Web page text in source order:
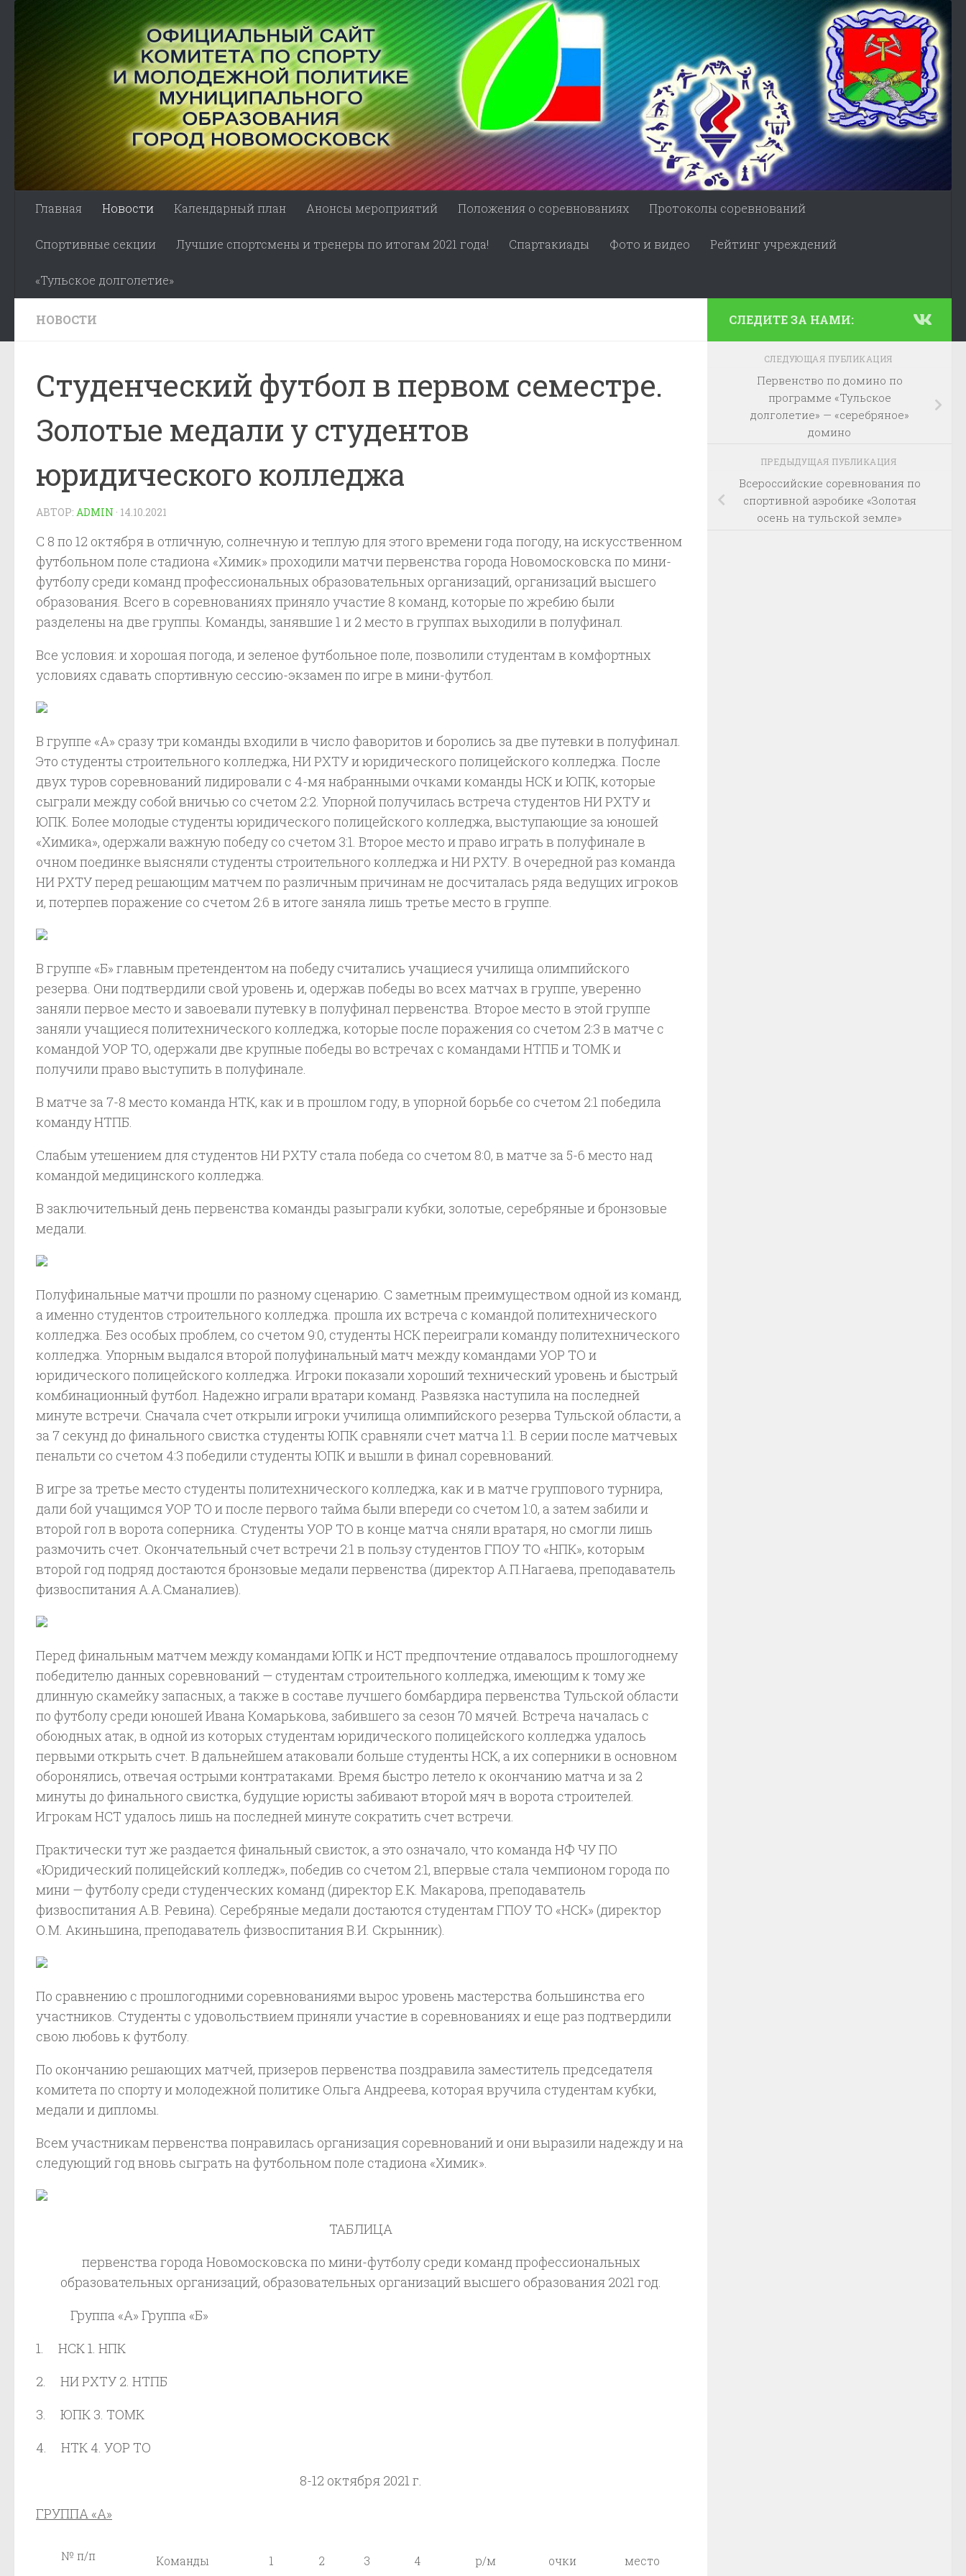
Главная Новости Календарный план Анонсы мероприятий Положения о соревнованиях Протоколы соревнований
Спортивные секции Лучшие спортсмены и тренеры по итогам 2021 года! Спартакиады Фото и видео Рейтинг учреждений
«Тульское долголетие»
НОВОСТИ
Студенческий футбол в первом семестре.
Золотые медали у студентов
юридического колледжа
АВТОР: ADMIN · 14.10.2021
С 8 по 12 октября в отличную, солнечную и теплую для этого времени года погоду, на искусственном
футбольном поле стадиона «Химик» проходили матчи первенства города Новомосковска по мини-
футболу среди команд профессиональных образовательных организаций, организаций высшего
образования. Всего в соревнованиях приняло участие 8 команд, которые по жребию были
разделены на две группы. Команды, занявшие 1 и 2 место в группах выходили в полуфинал.
Все условия: и хорошая погода, и зеленое футбольное поле, позволили студентам в комфортных
условиях сдавать спортивную сессию-экзамен по игре в мини-футбол.
В группе «А» сразу три команды входили в число фаворитов и боролись за две путевки в полуфинал.
Это студенты строительного колледжа, НИ РХТУ и юридического полицейского колледжа. После
двух туров соревнований лидировали с 4-мя набранными очками команды НСК и ЮПК, которые
сыграли между собой вничью со счетом 2:2. Упорной получилась встреча студентов НИ РХТУ и
ЮПК. Более молодые студенты юридического полицейского колледжа, выступающие за юношей
«Химика», одержали важную победу со счетом 3:1. Второе место и право играть в полуфинале в
очном поединке выясняли студенты строительного колледжа и НИ РХТУ. В очередной раз команда
НИ РХТУ перед решающим матчем по различным причинам не досчиталась ряда ведущих игроков
и, потерпев поражение со счетом 2:6 в итоге заняла лишь третье место в группе.
В группе «Б» главным претендентом на победу считались учащиеся училища олимпийского
резерва. Они подтвердили свой уровень и, одержав победы во всех матчах в группе, уверенно
заняли первое место и завоевали путевку в полуфинал первенства. Второе место в этой группе
заняли учащиеся политехнического колледжа, которые после поражения со счетом 2:3 в матче с
командой УОР ТО, одержали две крупные победы во встречах с командами НТПБ и ТОМК и
получили право выступить в полуфинале.
В матче за 7-8 место команда НТК, как и в прошлом году, в упорной борьбе со счетом 2:1 победила
команду НТПБ.
Слабым утешением для студентов НИ РХТУ стала победа со счетом 8:0, в матче за 5-6 место над
командой медицинского колледжа.
В заключительный день первенства команды разыграли кубки, золотые, серебряные и бронзовые
медали.
Полуфинальные матчи прошли по разному сценарию. С заметным преимуществом одной из команд,
а именно студентов строительного колледжа. прошла их встреча с командой политехнического
колледжа. Без особых проблем, со счетом 9:0, студенты НСК переиграли команду политехнического
колледжа. Упорным выдался второй полуфинальный матч между командами УОР ТО и
юридического полицейского колледжа. Игроки показали хороший технический уровень и быстрый
комбинационный футбол. Надежно играли вратари команд. Развязка наступила на последней
минуте встречи. Сначала счет открыли игроки училища олимпийского резерва Тульской области, а
за 7 секунд до финального свистка студенты ЮПК сравняли счет матча 1:1. В серии после матчевых
пенальти со счетом 4:3 победили студенты ЮПК и вышли в финал соревнований.
В игре за третье место студенты политехнического колледжа, как и в матче группового турнира,
дали бой учащимся УОР ТО и после первого тайма были впереди со счетом 1:0, а затем забили и
второй гол в ворота соперника. Студенты УОР ТО в конце матча сняли вратаря, но смогли лишь
размочить счет. Окончательный счет встречи 2:1 в пользу студентов ГПОУ ТО «НПК», которым
второй год подряд достаются бронзовые медали первенства (директор А.П.Нагаева, преподаватель
физвоспитания А.А.Сманалиев).
Перед финальным матчем между командами ЮПК и НСТ предпочтение отдавалось прошлогоднему
победителю данных соревнований — студентам строительного колледжа, имеющим к тому же
длинную скамейку запасных, а также в составе лучшего бомбардира первенства Тульской области
по футболу среди юношей Ивана Комарькова, забившего за сезон 70 мячей. Встреча началась с
обоюдных атак, в одной из которых студентам юридического полицейского колледжа удалось
первыми открыть счет. В дальнейшем атаковали больше студенты НСК, а их соперники в основном
оборонялись, отвечая острыми контратаками. Время быстро летело к окончанию матча и за 2
минуты до финального свистка, будущие юристы забивают второй мяч в ворота строителей.
Игрокам НСТ удалось лишь на последней минуте сократить счет встречи.
Практически тут же раздается финальный свисток, а это означало, что команда НФ ЧУ ПО
«Юридический полицейский колледж», победив со счетом 2:1, впервые стала чемпионом города по
мини — футболу среди студенческих команд (директор Е.К. Макарова, преподаватель
физвоспитания А.В. Ревина). Серебряные медали достаются студентам ГПОУ ТО «НСК» (директор
О.М. Акиньшина, преподаватель физвоспитания В.И. Скрынник).
По сравнению с прошлогодними соревнованиями вырос уровень мастерства большинства его
участников. Студенты с удовольствием приняли участие в соревнованиях и еще раз подтвердили
свою любовь к футболу.
По окончанию решающих матчей, призеров первенства поздравила заместитель председателя
комитета по спорту и молодежной политике Ольга Андреева, которая вручила студентам кубки,
медали и дипломы.
Всем участникам первенства понравилась организация соревнований и они выразили надежду и на
следующий год вновь сыграть на футбольном поле стадиона «Химик».
ТАБЛИЦА
первенства города Новомосковска по мини-футболу среди команд профессиональных
образовательных организаций, образовательных организаций высшего образования 2021 год.
Группа «А» Группа «Б»
1. НСК 1. НПК
2. НИ РХТУ 2. НТПБ
3. ЮПК 3. ТОМК
4. НТК 4. УОР ТО
8-12 октября 2021 г.
ГРУППА «А»
№ п/п Команды 1 2 3 4 р/м очки место
СЛЕДИТЕ ЗА НАМИ:
СЛЕДУЮЩАЯ ПУБЛИКАЦИЯ
Первенство по домино по
программе «Тульское
долголетие» — «серебряное»
домино
ПРЕДЫДУЩАЯ ПУБЛИКАЦИЯ
Всероссийские соревнования по
спортивной аэробике «Золотая
осень на тульской земле»